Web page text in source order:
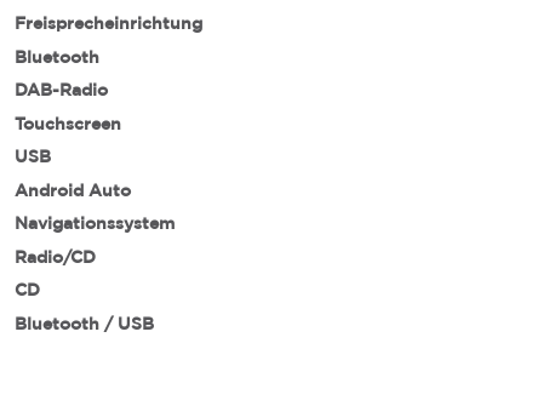
Freisprecheinrichtung
Bluetooth
DAB-Radio
Touchscreen
USB
Android Auto
Navigationssystem
Radio/CD
CD
Bluetooth / USB